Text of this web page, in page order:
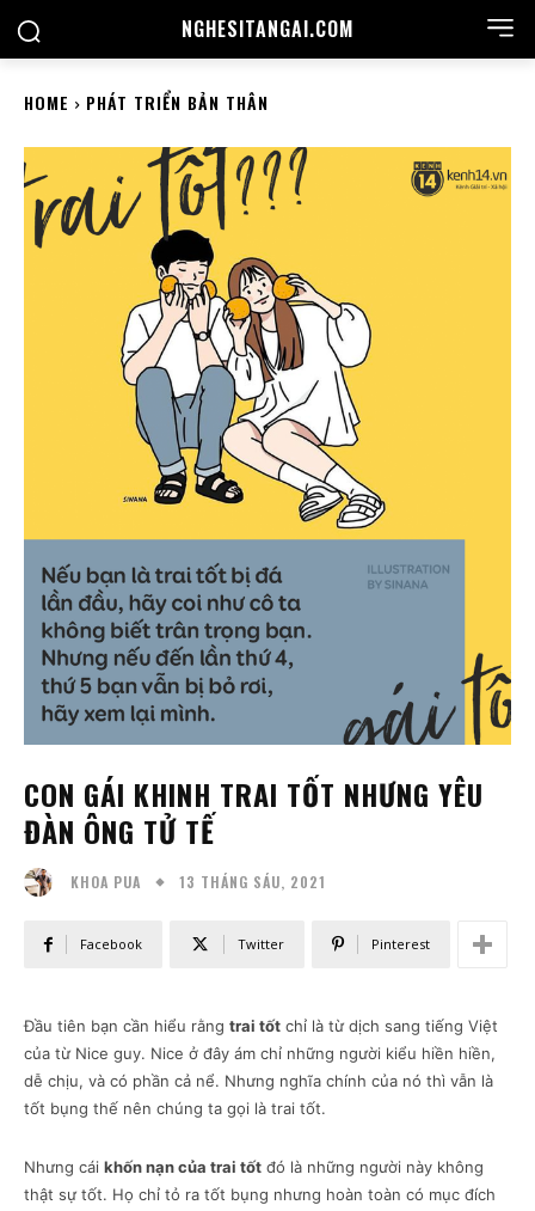
NGHESITANGAI.COM
HOME PHÁT TRIỂN BẢN THÂN
CON GÁI KHINH TRAI TỐT NHƯNG YÊU
ĐÀN ÔNG TỬ TẾ
KHOA PUA 13 THÁNG SÁU, 2021
Facebook Twitter Pinterest
Đầu tiên bạn cần hiểu rằng trai tốt chỉ là từ dịch sang tiếng Việt
của từ Nice guy. Nice ở đây ám chỉ những người kiểu hiền hiền,
dễ chịu, và có phần cả nể. Nhưng nghĩa chính của nó thì vẫn là
tốt bụng thế nên chúng ta gọi là trai tốt.
Nhưng cái khốn nạn của trai tốt đó là những người này không
thật sự tốt. Họ chỉ tỏ ra tốt bụng nhưng hoàn toàn có mục đích